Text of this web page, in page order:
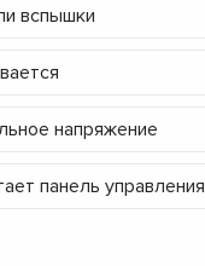
вспышки
напряжение
панель управления